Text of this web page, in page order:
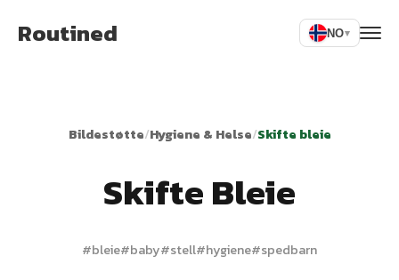
Routined NO▾
Bildestøtte/Hygiene & Helse/Skifte bleie
Skifte Bleie
#bleie#baby#stell#hygiene#spedbarn